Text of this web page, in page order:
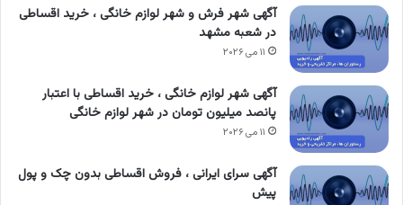
آگهی شهر فرش و شهر لوازم خانگی ، خرید اقساطی
در شعبه مشهد
۱۱ می ۲۰۲۶
آگهی شهر لوازم خانگی ، خرید اقساطی با اعتبار
پانصد میلیون تومان در شهر لوازم خانگی
۱۱ می ۲۰۲۶
آگهی سرای ایرانی ، فروش اقساطی بدون چک و پول
پیش